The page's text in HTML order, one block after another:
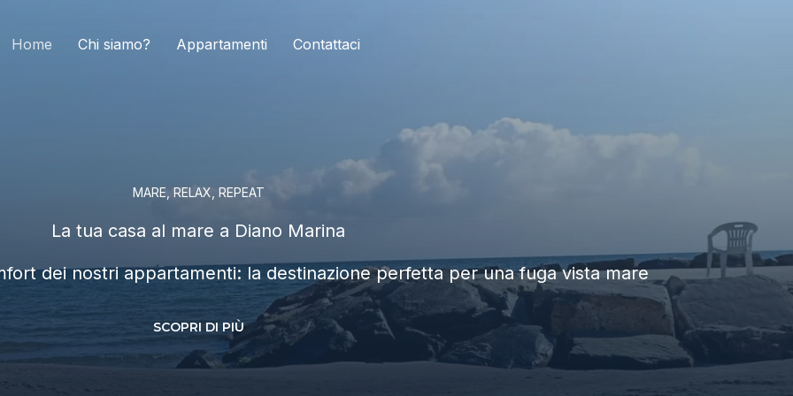
Home Chi siamo? Appartamenti Contattaci
MARE, RELAX, REPEAT
La tua casa al mare a Diano Marina
dei nostri appartamenti: la destinazione perfetta per una fuga vista mare
SCOPRI DI PIÙ